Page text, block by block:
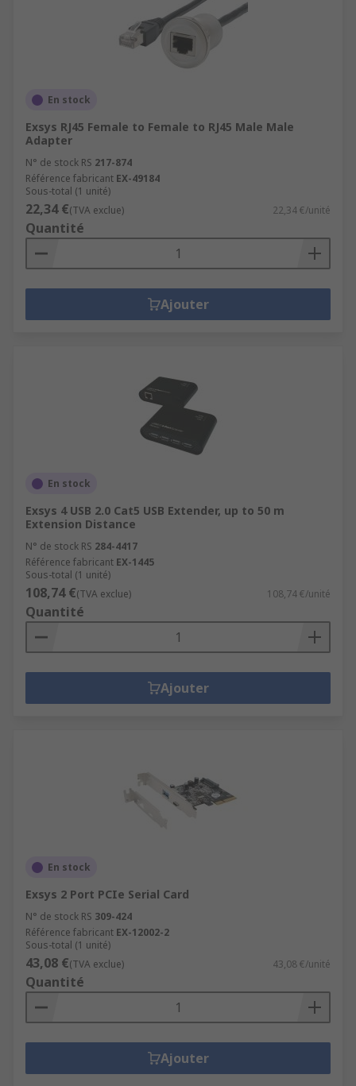
En stock
Exsys RJ45 Female to Female to RJ45 Male Male
Adapter
N° de stock RS 217-874
Référence fabricant EX-49184
Sous-total (1 unité)
22,34 €(TVA exclue) 22,34 €/unité
Quantité
Ajouter
En stock
Exsys 4 USB 2.0 Cat5 USB Extender, up to 50 m
Extension Distance
N° de stock RS 284-4417
Référence fabricant EX-1445
Sous-total (1 unité)
108,74 €(TVA exclue) 108,74 €/unité
Quantité
Ajouter
En stock
Exsys 2 Port PCIe Serial Card
N° de stock RS 309-424
Référence fabricant EX-12002-2
Sous-total (1 unité)
43,08 €(TVA exclue) 43,08 €/unité
Quantité
Ajouter